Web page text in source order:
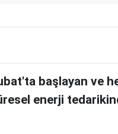
başlayan ve
enerji